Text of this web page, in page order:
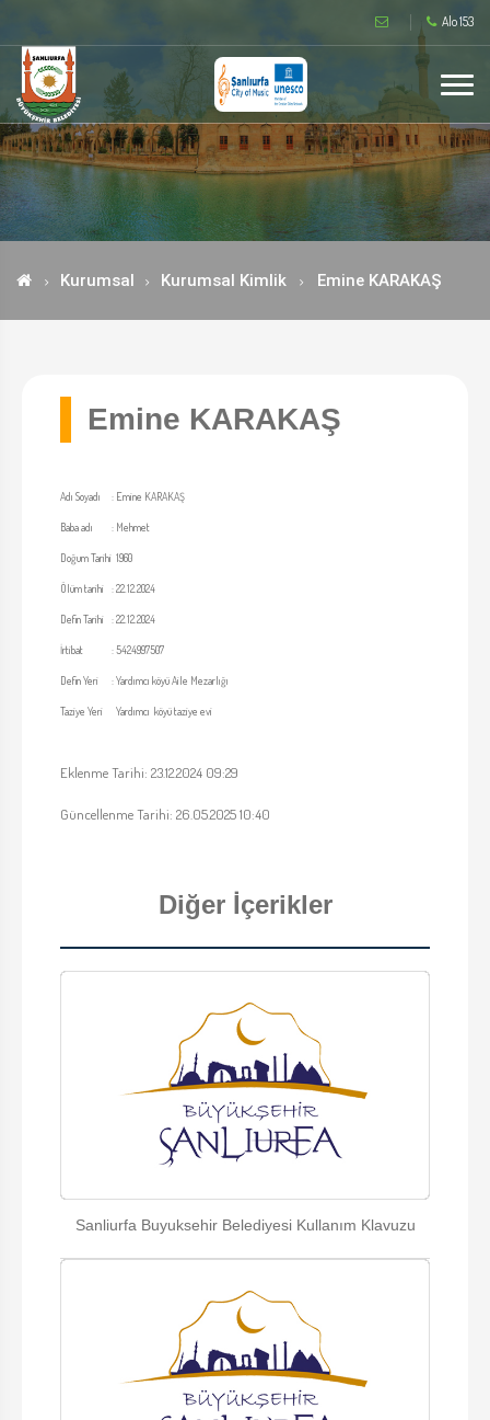
Alo 153
Kurumsal Kurumsal Kimlik Emine KARAKAŞ
Emine KARAKAŞ
Adı Soyadı : Emine KARAKAŞ
Baba adı : Mehmet
Doğum Tarihi 1960
Ölüm tarihi :22.12.2024
Defin Tarihi :22.12.2024
İrtibat :5424997507
Defin Yeri :Yardımcı köyü Aile Mezarlığı
Taziye Yeri Yardımcı köyü taziye evi
Eklenme Tarihi: 23.12.2024 09:29
Güncellenme Tarihi: 26.05.2025 10:40
Diğer İçerikler
Sanliurfa Buyuksehir Belediyesi Kullanım Klavuzu